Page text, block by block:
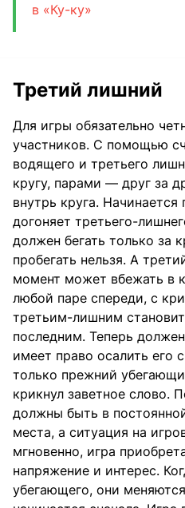
в «Ку-ку»
Третий лишний
Для игры обязательно
участников. С помощью
водящего и третьего
кругу, парами — друг за
внутрь круга.
догоняет третьего-
должен бегать только за
пробегать нельзя. А
момент может вбежать в
любой паре спереди, с
третьим-лишним
последним. Теперь
имеет право осалить его
только прежний
крикнул заветное слово.
должны быть в
места, а ситуация на
мгновенно, игра
напряжение и интерес.
убегающего, они